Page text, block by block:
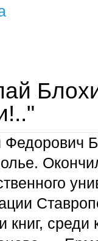
Федорович
книг,